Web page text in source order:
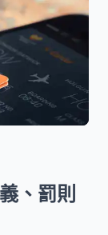
、罰則